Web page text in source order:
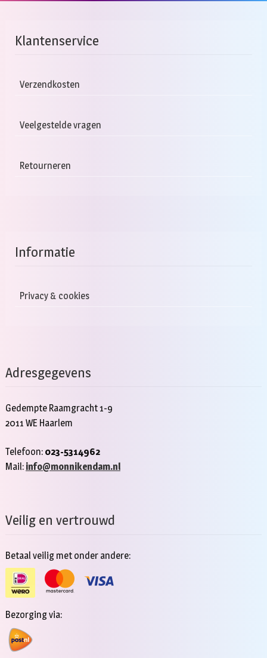
Klantenservice
Verzendkosten
Veelgestelde vragen
Retourneren
Informatie
Privacy & cookies
Adresgegevens
Gedempte Raamgracht 1-9
2011 WE Haarlem
Telefoon: 023-5314962
Mail: info@monnikendam.nl
Veilig en vertrouwd
Betaal veilig met onder andere:
Bezorging via: